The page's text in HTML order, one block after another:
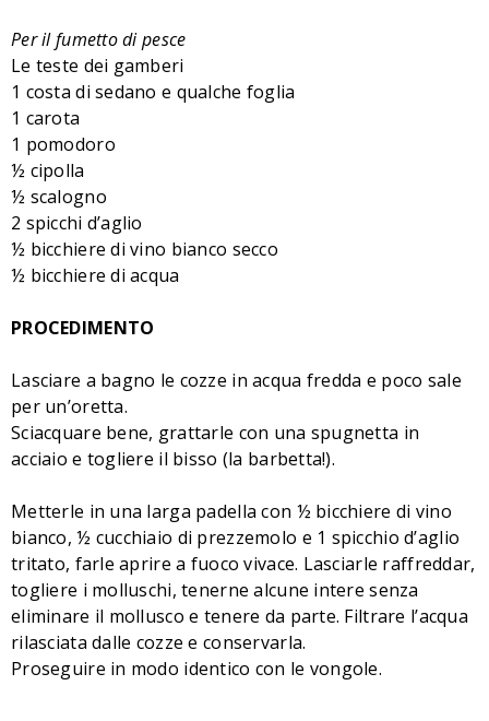
Per il fumetto di pesce
Le teste dei gamberi
1 costa di sedano e qualche foglia
1 carota
1 pomodoro
½ cipolla
½ scalogno
2 spicchi d’aglio
½ bicchiere di vino bianco secco
½ bicchiere di acqua
PROCEDIMENTO
Lasciare a bagno le cozze in acqua fredda e poco sale
per un’oretta.
Sciacquare bene, grattarle con una spugnetta in
acciaio e togliere il bisso (la barbetta!).
Metterle in una larga padella con ½ bicchiere di vino
bianco, ½ cucchiaio di prezzemolo e 1 spicchio d’aglio
tritato, farle aprire a fuoco vivace. Lasciarle raffreddar,
togliere i molluschi, tenerne alcune intere senza
eliminare il mollusco e tenere da parte. Filtrare l’acqua
rilasciata dalle cozze e conservarla.
Proseguire in modo identico con le vongole.